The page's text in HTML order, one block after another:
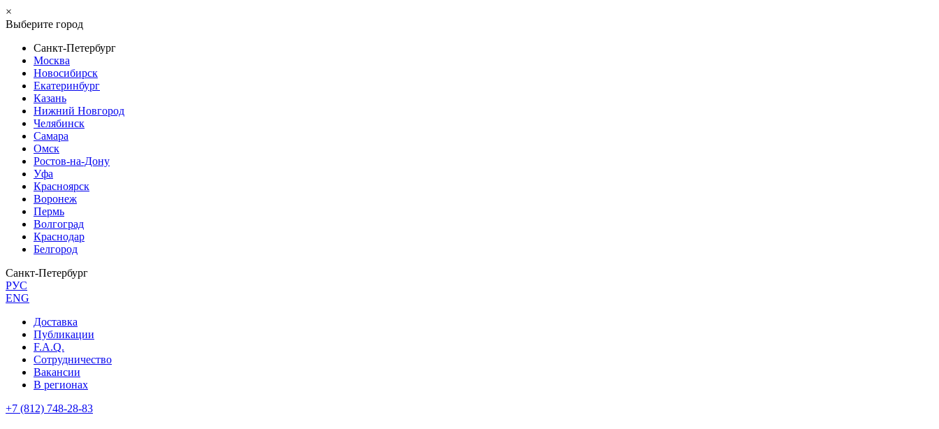
×
Выберите город
Санкт-Петербург
Москва
Новосибирск
Екатеринбург
Казань
Нижний Новгород
Челябинск
Самара
Омск
Ростов-на-Дону
Уфа
Красноярск
Воронеж
Пермь
Волгоград
Краснодар
Белгород
Санкт-Петербург
РУС
ENG
Доставка
Публикации
F.A.Q.
Сотрудничество
Вакансии
В регионах
+7 (812) 748-28-83